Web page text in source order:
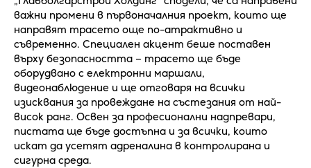
важни промени в първоначалния проект, които ще
направят трасето още по-атрактивно и
съвременно. Специален акцент беше поставен
върху безопасността – трасето ще бъде
оборудвано с електронни маршали,
видеонаблюдение и ще отговаря на всички
изисквания за провеждане на състезания от най-
висок ранг. Освен за професионални надпревари,
пистата ще бъде достъпна и за всички, които
искат да усетят адреналина в контролирана и
сигурна среда.